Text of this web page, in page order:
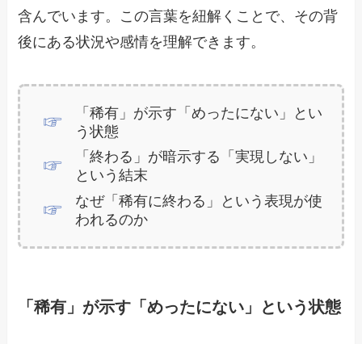
含んでいます。この言葉を紐解くことで、その背
後にある状況や感情を理解できます。
「稀有」が示す「めったにない」とい
う状態
「終わる」が暗示する「実現しない」
という結末
なぜ「稀有に終わる」という表現が使
われるのか
「稀有」が示す「めったにない」という状態